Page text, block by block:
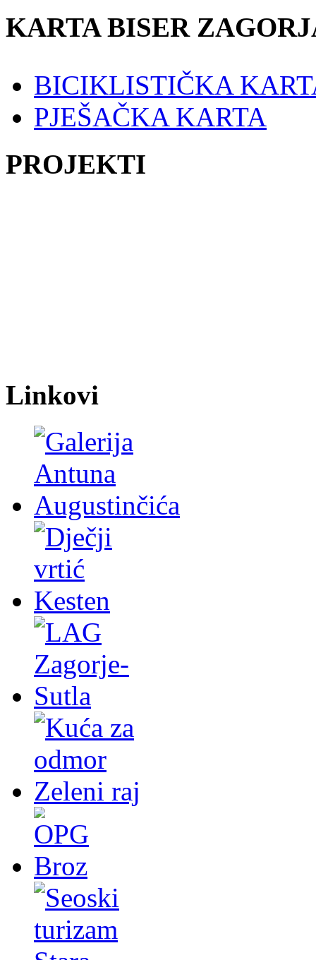
KARTA BISER
BICIKLISTIČKA
PJEŠAČKA KARTA
PROJEKTI
Linkovi